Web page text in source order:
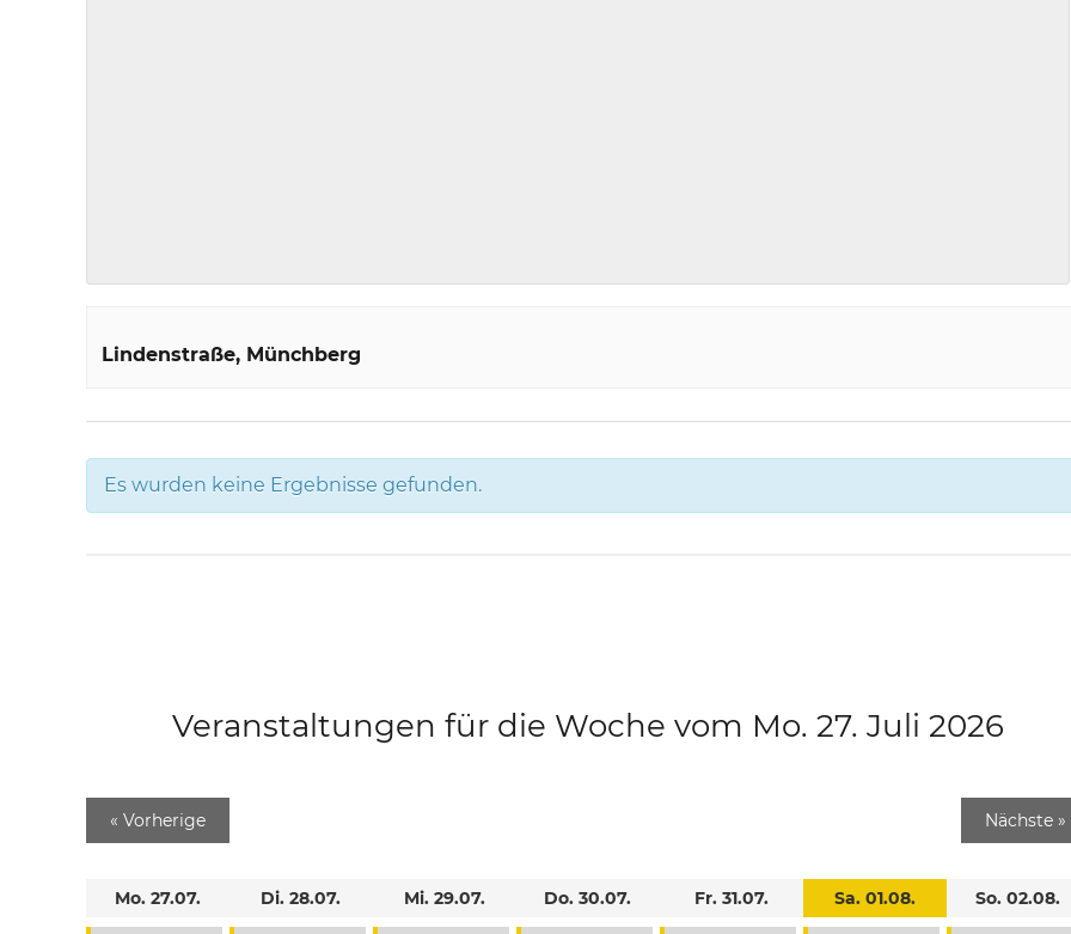
Lindenstraße Münchberg
Es wurden keine Ergebnisse gefunden.
Veranstaltungen für die Woche vom Mo. 27. Juli 2026
« Vorherige Nächste »
Mo. 27.07. Di. 28.07. Mi. 29.07. Do. 30.07. Fr. 31.07. Sa. 01.08. So. 02.08.